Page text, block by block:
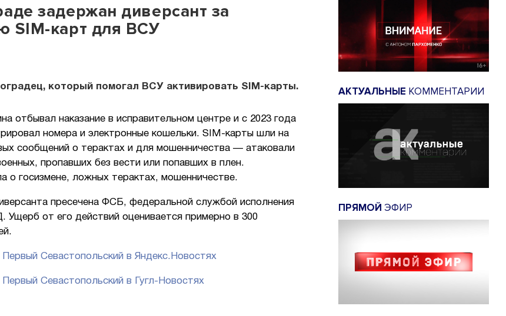
задержан диверсант за
SIM-карт для ВСУ
который помогал ВСУ активировать SIM-карты.
отбывал наказание в исправительном центре и с 2023 года
номера и электронные кошельки. SIM-карты шли на
сообщений о терактах и для мошенничества — атаковали
пропавших без вести или попавших в плен.
о госизмене, ложных терактах, мошенничестве.
пресечена ФСБ, федеральной службой исполнения
Ущерб от его действий оценивается примерно в 300
Севастопольский в Яндекс.Новостях
Севастопольский в Гугл-Новостях
АКТУАЛЬНЫЕ КОММЕНТАРИИ
ПРЯМОЙ ЭФИР